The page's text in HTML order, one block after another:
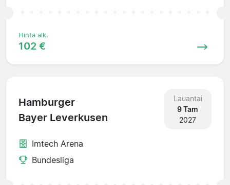
Hinta alk.
102 €
Hamburger
Bayer Leverkusen
Lauantai
9 Tam
2027
Imtech Arena
Bundesliga